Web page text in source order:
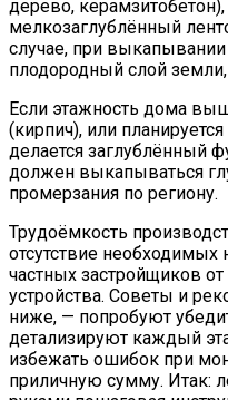
дерево,
мелкозаглублённый
случае, при
плодородный слой земли,
Если этажность дома
(кирпич), или
делается заглублённый
должен выкапываться
промерзания по региону.
Трудоёмкость
отсутствие необходимых
частных застройщиков от
устройства. Советы и
ниже, — попробуют
детализируют каждый
избежать ошибок при
приличную сумму. Итак: